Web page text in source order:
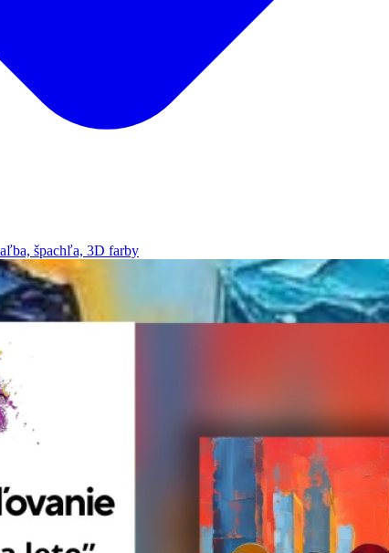
špachľa, 3D farby